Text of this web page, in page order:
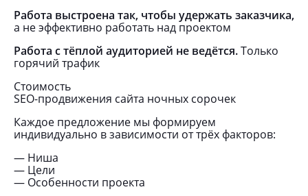
Работа выстроена так, чтобы удержать заказчика,
а не эффективно работать над проектом
Работа с тёплой аудиторией не ведётся.Только
горячий трафик
Стоимость
SEO-продвижения сайта ночных сорочек
Каждое предложение мы формируем
индивидуально в зависимости от трёх факторов:
— Ниша
— Цели
— Особенности проекта